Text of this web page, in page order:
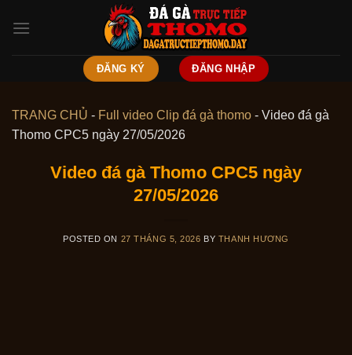
ĐĂNG KÝ ĐĂNG NHẬP
TRANG CHỦ - Full video Clip đá gà thomo - Video đá gà
Thomo CPC5 ngày 27/05/2026
Video đá gà Thomo CPC5 ngày
27/05/2026
POSTED ON 27 THÁNG 5, 2026 BY THANH HƯƠNG